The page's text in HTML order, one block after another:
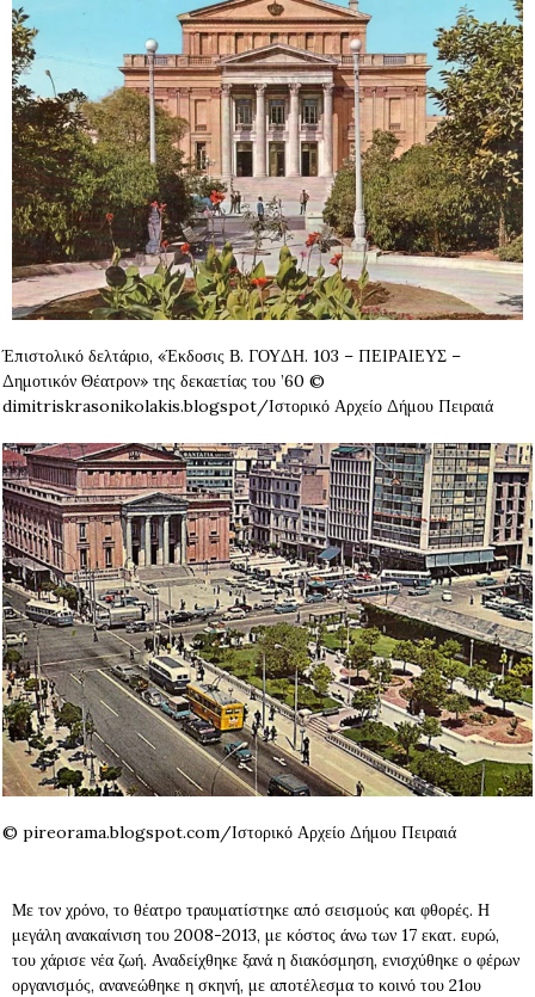
Έπιστολικό δελτάριο, «Έκδοσις Β. ΓΟΥΔΗ. 103 – ΠΕΙΡΑΙΕΥΣ –
Δημοτικόν Θέατρον» της δεκαετίας του ’60 ©
dimitriskrasonikolakis.blogspot/Ιστορικό Αρχείο Δήμου Πειραιά
© pireorama.blogspot.com/Ιστορικό Αρχείο Δήμου Πειραιά
Με τον χρόνο, το θέατρο τραυματίστηκε από σεισμούς και φθορές. Η
μεγάλη ανακαίνιση του 2008-2013, με κόστος άνω των 17 εκατ. ευρώ,
του χάρισε νέα ζωή. Αναδείχθηκε ξανά η διακόσμηση, ενισχύθηκε ο φέρων
οργανισμός, ανανεώθηκε η σκηνή, με αποτέλεσμα το κοινό του 21ου